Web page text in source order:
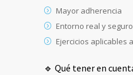
Mayor adherencia
Entorno real y seguro
Ejercicios aplicables
🔹 Qué tener en